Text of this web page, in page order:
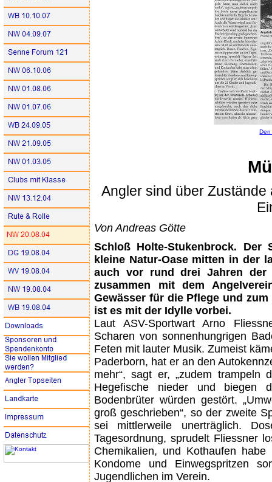
Angler sind über
Von Andreas Götte
Schloß Holte-Stukenbrock. Der
kleine Natur-Oase mitten in der
auch vor rund drei Jahren der
zusammen mit dem
Gewässer für die Pflege und
ist es mit der Idylle vorbei.
Laut ASV-Sportwart Arno
Scharen von sonnenhungrigen
Feten mit lauter Musik. Zumeist
Paderborn, hat er an den
mehr“, sagt er, „zudem trampeln
Hegefische nieder und biegen
Bodenbrüter würden gestört.
groß geschrieben“, so der zweite
sei mittlerweile unerträglich.
Tagesordnung, sprudelt Fliessner
Chemikalien, und Kothaufen
Kondome und Einwegspritzen
Jugendlichen im Verein.